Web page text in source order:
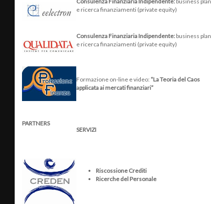
e ricerca finanziamenti (private equity)
Consulenza Finanziaria Indipendente: business plan
e ricerca finanziamenti (private equity)
Formazione on-line e video: “La Teoria del Caos
applicata ai mercati finanziari”
PARTNERS
SERVIZI
Riscossione Crediti
Ricerche del Personale